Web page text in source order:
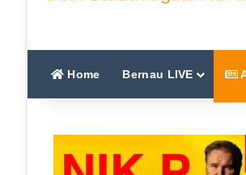
Home Bernau LIVE